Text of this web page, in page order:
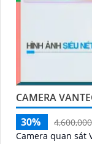
CAMERA
30%
Camera quan sát